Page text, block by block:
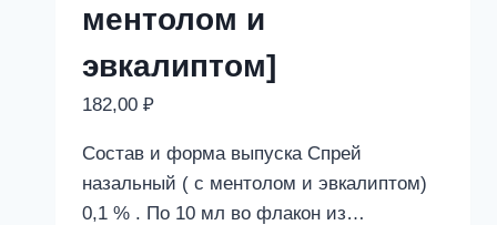
ментолом и
эвкалиптом]
182,00 ₽
Состав и форма выпуска Спрей
назальный ( с ментолом и эвкалиптом)
0,1 % . По 10 мл во флакон из…